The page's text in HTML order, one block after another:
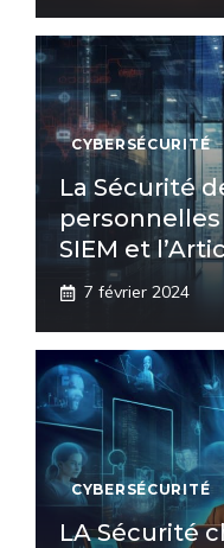
CYBERSÉCURITÉ
La Sécurité
SIEM et
7 février 2024
CYBERSÉCURITÉ
LA Sécurité